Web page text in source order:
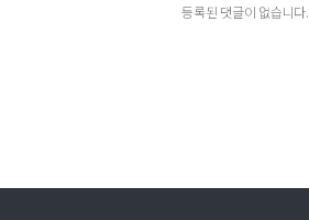
등록된 댓글이 없습니다.